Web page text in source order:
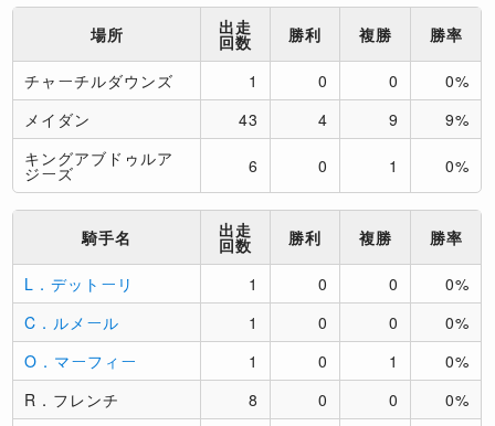
場所 出走
回数 勝利 複勝 勝率
チャーチルダウンズ 1 0 0
0%
メイダン
43 4 9
9%
キングアブドゥルア
ジーズ 6 0 1 0%
騎手名 出走
回数 勝利 複勝 勝率
L．デットーリ 1 0 0
0%
C．ルメール
1 0 0
0%
O．マーフィー
1 0 1
0%
R．フレンチ
8 0 0
0%